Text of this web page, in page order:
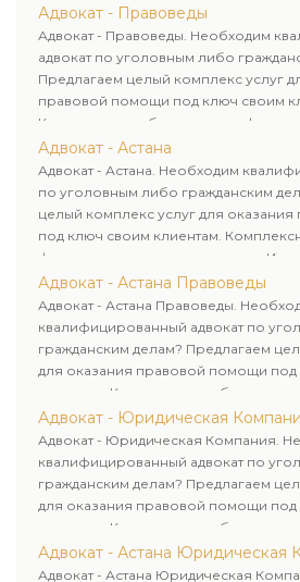
Адвокат - Правоведы
Адвокат - Правоведы. Необходим
адвокат по уголовным либо
Предлагаем целый комплекс услуг
правовой помощи под ключ своим
Комплексное обслуживание
лиц. Индивидуальный подход к
Адвокат - Астана
Адвокат - Астана. Необходим
по уголовным либо гражданским
целый комплекс услуг для
под ключ своим клиентам.
физических и юридических лиц.
каждому клиенту.
Адвокат - Астана Правоведы
Адвокат - Астана Правоведы.
квалифицированный адвокат по
гражданским делам? Предлагаем
для оказания правовой помощи под
клиентам. Комплексное
юридических лиц. Индивидуальный
клиенту.
Адвокат - Юридическая
Адвокат - Юридическая Компания.
квалифицированный адвокат по
гражданским делам? Предлагаем
для оказания правовой помощи под
клиентам. Комплексное
юридических лиц. Индивидуальный
клиенту.
Адвокат - Астана Юридическая
Адвокат - Астана Юридическая